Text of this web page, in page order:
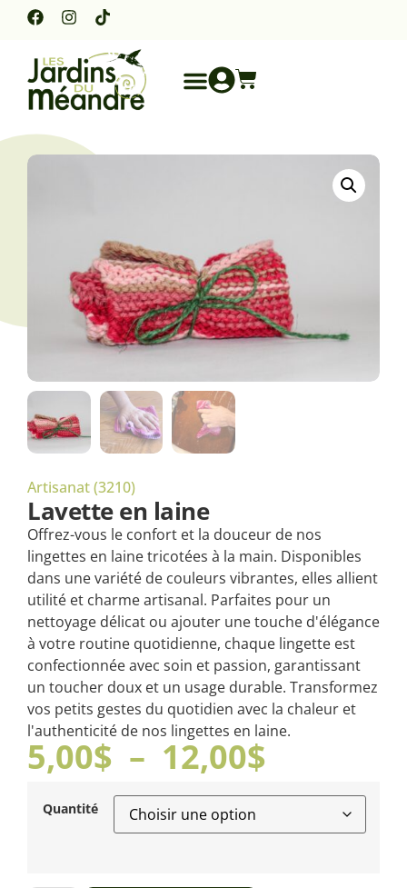
Artisanat (3210)
Lavette en laine
Offrez-vous le confort et la douceur de nos
lingettes en laine tricotées à la main. Disponibles
dans une variété de couleurs vibrantes, elles allient
utilité et charme artisanal. Parfaites pour un
nettoyage délicat ou ajouter une touche d'élégance
à votre routine quotidienne, chaque lingette est
confectionnée avec soin et passion, garantissant
un toucher doux et un usage durable. Transformez
vos petits gestes du quotidien avec la chaleur et
l'authenticité de nos lingettes en laine.
5,00$ – 12,00$
Quantité